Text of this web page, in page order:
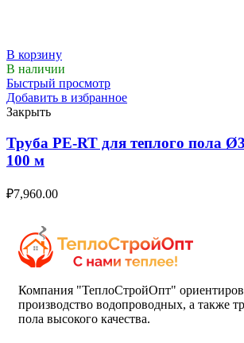
В корзину
В наличии
Быстрый просмотр
Добавить в избранное
Закрыть
Труба PE-RT для теплого пола
100 м
₽7,960.00
Компания "ТеплоСтройОпт"
производство водопроводных, а также
пола высокого качества.